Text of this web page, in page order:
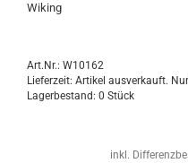
Wi­king
Art.Nr.: W10162
Lieferzeit: Artikel ausverkauft.
Lagerbestand: 0 Stück
inkl.